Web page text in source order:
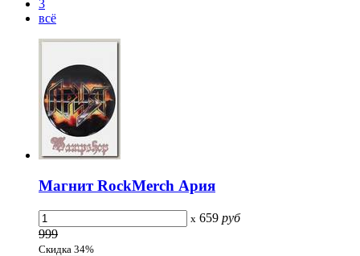
3
всё
Магнит RockMerch Ария
x 659 руб
999
Скидка 34%